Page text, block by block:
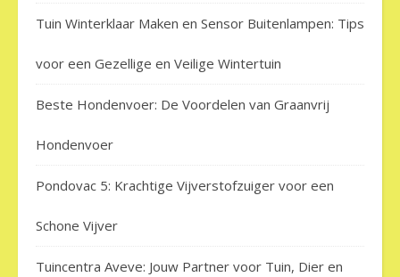
Tuin Winterklaar Maken en Sensor Buitenlampen: Tips
voor een Gezellige en Veilige Wintertuin
Beste Hondenvoer: De Voordelen van Graanvrij
Hondenvoer
Pondovac 5: Krachtige Vijverstofzuiger voor een
Schone Vijver
Tuincentra Aveve: Jouw Partner voor Tuin, Dier en